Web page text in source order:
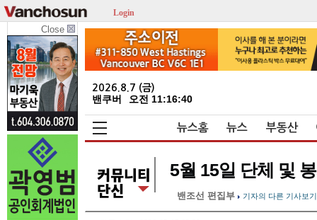
Login
Close
2026.8.7 (금)
밴쿠버 오전 11:16:41
뉴스홈 뉴스 부동산
5월 15일 단체 및
밴조선 편집부 기자의 다른 기사보기